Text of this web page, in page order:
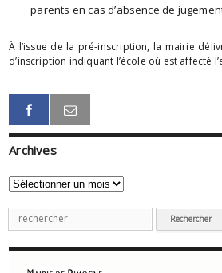
parents en cas d’absence de
À l’issue de la pré-inscription, la mairie
d’inscription indiquant l’école où est affecté
Archives
Archives
Recherche
pour
: